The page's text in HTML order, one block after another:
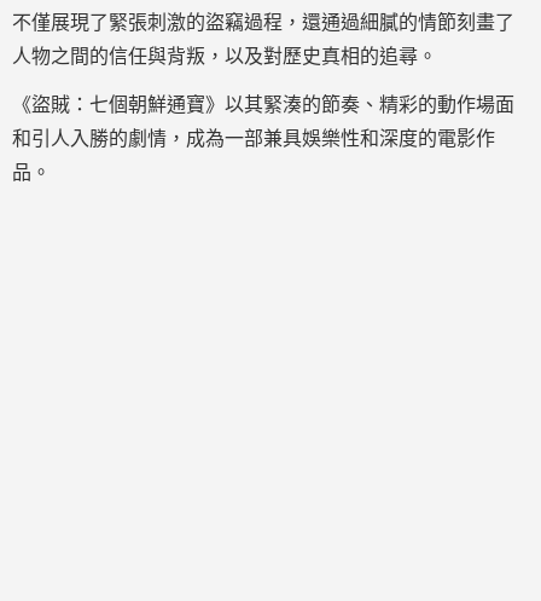
不僅展現了緊張刺激的盜竊過程，還通過細膩的情節刻畫了
人物之間的信任與背叛，以及對歷史真相的追尋。
《盜賊：七個朝鮮通寶》以其緊湊的節奏、精彩的動作場面
和引人入勝的劇情，成為一部兼具娛樂性和深度的電影作
品。